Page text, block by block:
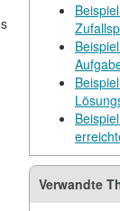
Verwandte